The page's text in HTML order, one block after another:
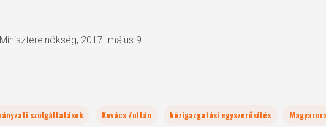
2017. május 9.
szolgáltatások Kovács Zoltán közigazgatási egyszerűsítés